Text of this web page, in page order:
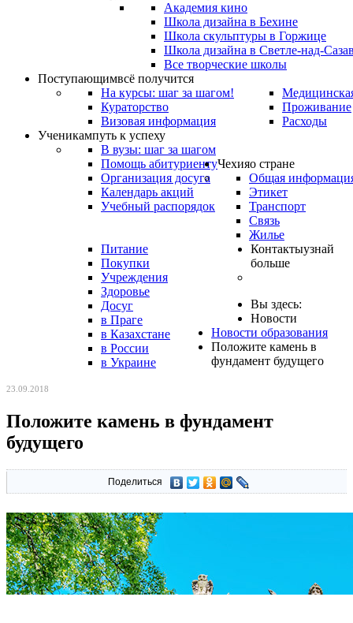
Академия кино
Школа дизайна в Бехине
Школа скульптуры в Горжице
Школа дизайна в Светле-над-
Все творческие школы
Поступающимвсё получится
На курсы: шаг за шагом!
Кураторство
Визовая информация
Проживание
Расходы
Ученикампуть к успеху
В вузы: шаг за шагом
Помощь абитуриенту
Организация досуга
Календарь акций
Учебный распорядок
Чехияо стране
Общая
Этикет
Транспорт
Связь
Жилье
Питание
Покупки
Учреждения
Здоровье
Досуг
Контактыузнай
больше
в Праге
в Казахстане
в России
в Украине
Вы здесь:
Новости
Новости образования
Положите камень в
фундамент будущего
23.09.2018
Положите камень в фундамент
будущего
Поделиться